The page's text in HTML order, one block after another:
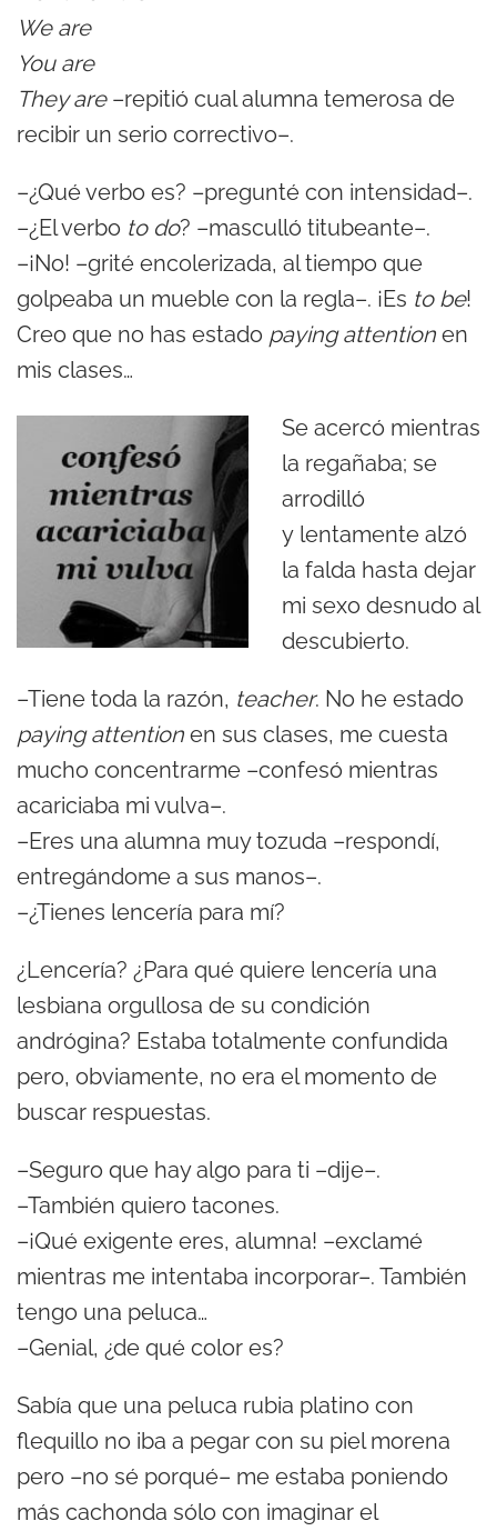
We are
You are
They are –repitió cual alumna temerosa de
recibir un serio correctivo–.
–¿Qué verbo es? –pregunté con intensidad–.
–¿El verbo to do? –masculló titubeante–.
–¡No! –grité encolerizada, al tiempo que
golpeaba un mueble con la regla–. ¡Es to be!
Creo que no has estado paying attention en
mis clases…
Se acercó mientras
la regañaba; se
arrodilló
y lentamente alzó
la falda hasta dejar
mi sexo desnudo al
descubierto.
–Tiene toda la razón, teacher. No he estado
paying attention en sus clases, me cuesta
mucho concentrarme –confesó mientras
acariciaba mi vulva–.
–Eres una alumna muy tozuda –respondí,
entregándome a sus manos–.
–¿Tienes lencería para mí?
¿Lencería? ¿Para qué quiere lencería una
lesbiana orgullosa de su condición
andrógina? Estaba totalmente confundida
pero, obviamente, no era el momento de
buscar respuestas.
–Seguro que hay algo para ti –dije–.
–También quiero tacones.
–¡Qué exigente eres, alumna! –exclamé
mientras me intentaba incorporar–. También
tengo una peluca…
–Genial, ¿de qué color es?
Sabía que una peluca rubia platino con
flequillo no iba a pegar con su piel morena
pero –no sé porqué– me estaba poniendo
más cachonda sólo con imaginar el